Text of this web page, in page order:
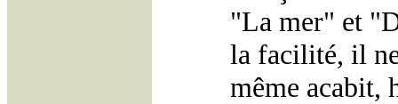
"La mer" et
la facilité, il
même acabit,